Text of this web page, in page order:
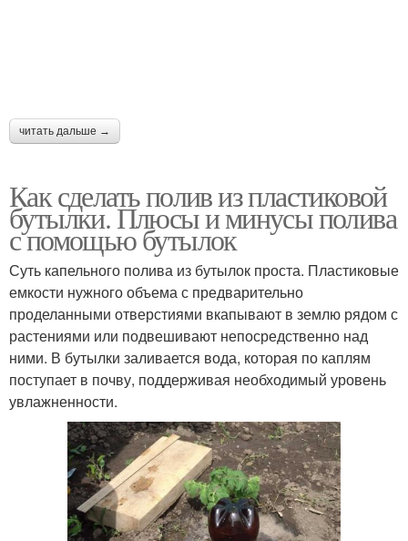
читать дальше →
Как сделать полив из пластиковой
бутылки. Плюсы и минусы полива
с помощью бутылок
Суть капельного полива из бутылок проста. Пластиковые
емкости нужного объема с предварительно
проделанными отверстиями вкапывают в землю рядом с
растениями или подвешивают непосредственно над
ними. В бутылки заливается вода, которая по каплям
поступает в почву, поддерживая необходимый уровень
увлажненности.